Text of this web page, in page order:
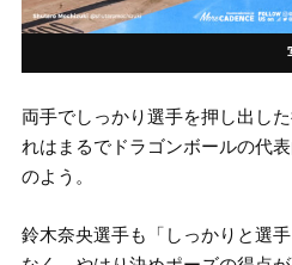
両手でしっかり選手を押し出し
れはまるでドラゴンボールの代
のよう。
鈴木奈央選手も「しっかりと選